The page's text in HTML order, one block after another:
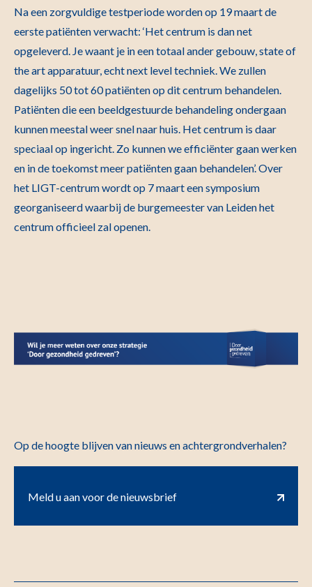
Na een zorgvuldige testperiode worden op 19 maart de
eerste patiënten verwacht: ‘Het centrum is dan net
opgeleverd. Je waant je in een totaal ander gebouw, state of
the art apparatuur, echt next level techniek. We zullen
dagelijks 50 tot 60 patiënten op dit centrum behandelen.
Patiënten die een beeldgestuurde behandeling ondergaan
kunnen meestal weer snel naar huis. Het centrum is daar
speciaal op ingericht. Zo kunnen we efficiënter gaan werken
en in de toekomst meer patiënten gaan behandelen’. Over
het LIGT-centrum wordt op 7 maart een symposium
georganiseerd waarbij de burgemeester van Leiden het
centrum officieel zal openen.
Op de hoogte blijven van nieuws en achtergrondverhalen?
Meld u aan voor de nieuwsbrief